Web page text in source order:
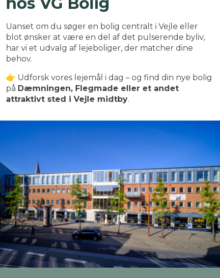
Uanset om du søger en bolig centralt i Vejle eller
blot ønsker at være en del af det pulserende byliv,
har vi et udvalg af lejeboliger, der matcher dine
behov.
👉 Udforsk vores lejemål i dag – og find din nye bolig
på Dæmningen, Flegmade eller et andet
attraktivt sted i Vejle midtby.